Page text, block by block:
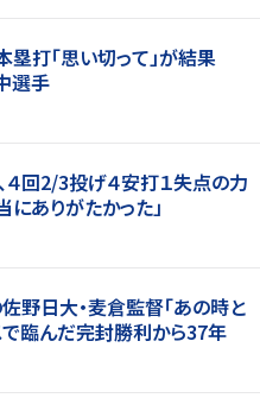
打「思い切って」が結果
選手
４回2/3投げ４安打１失点の力
ありがたかった」
野日大・麦倉監督「あの時と
で臨んだ完封勝利から37年